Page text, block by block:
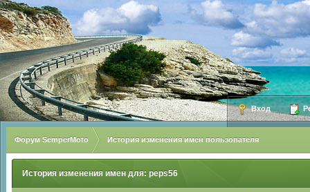
Вход
Форум SemperMoto История изменения имен пользователя
История изменения имен для: peps56